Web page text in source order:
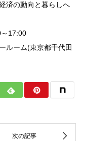
済の動向と暮らしへ
17:00
ルーム(東京都千代田